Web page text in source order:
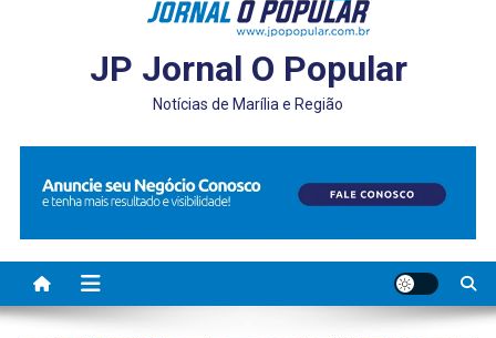
JP Jornal O Popular
Notícias de Marília e Região